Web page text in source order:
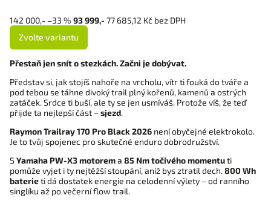
142 000,- –33 % 93 999,- 77 685,12 Kč bez DPH
Zvolte variantu
Přestaň jen snít o stezkách. Začni je dobývat.
Představ si, jak stojíš nahoře na vrcholu, vítr ti fouká do tváře a
pod tebou se táhne divoký trail plný kořenů, kamenů a ostrých
zatáček. Srdce ti buší, ale ty se jen usmíváš. Protože víš, že teď
přijde ta nejlepší část – sjezd.
Raymon Trailray 170 Pro Black 2026 není obyčejné elektrokolo.
Je to tvůj spojenec pro skutečné enduro dobrodružství.
S Yamaha PW-X3 motorem a 85 Nm točivého momentu ti
pomůže vyjet i ty nejtěžší stoupání, aniž bys ztratil dech. 800 Wh
baterie ti dá dostatek energie na celodenní výlety – od ranního
singlíku až po večerní flow trail.